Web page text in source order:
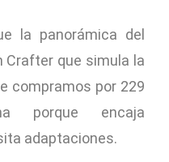
la panorámica del
Crafter que simula la
compramos por 229
porque encaja
adaptaciones.